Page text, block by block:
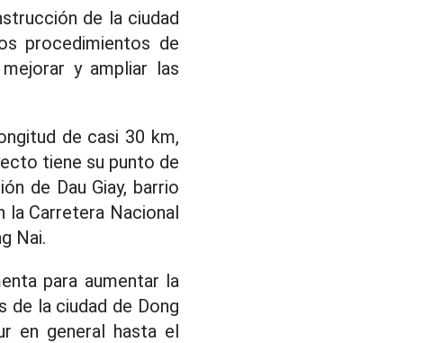
de la ciudad
procedimientos de
y ampliar las
de casi 30 km,
tiene su punto de
de Dau Giay, barrio
la Carretera Nacional
Nai.
para aumentar la
de la ciudad de Dong
en general hasta el